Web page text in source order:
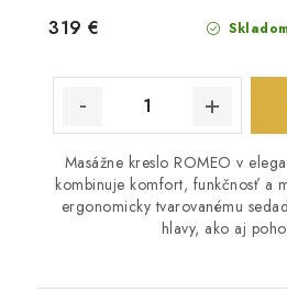
319 €
Masážne kreslo ROMEO v
kombinuje komfort, funkčnosť a
ergonomicky tvarovanému
hlavy, ako aj